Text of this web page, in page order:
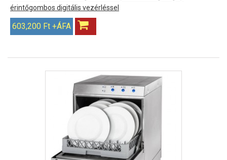
érintőgombos digitális vezérléssel
603,200 Ft +ÁFA